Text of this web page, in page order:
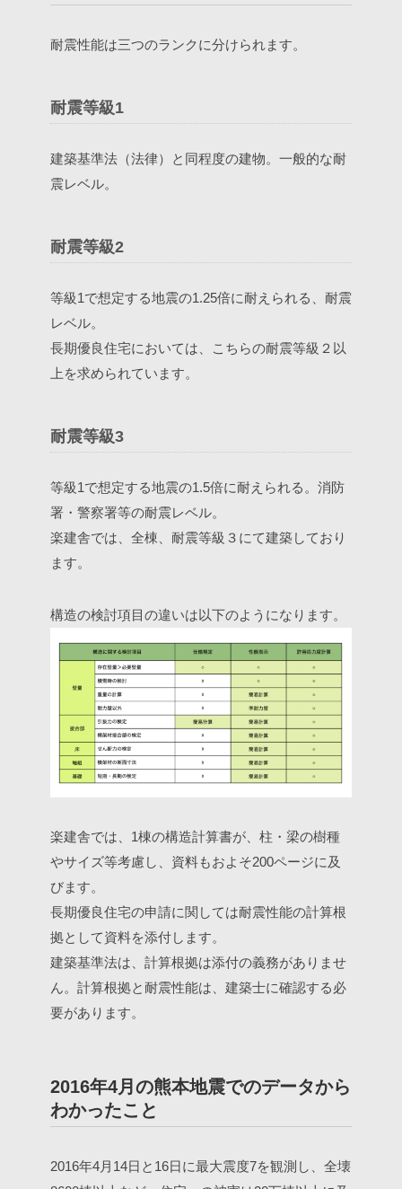
耐震性能は三つのランクに分けられます。
耐震等級1
建築基準法（法律）と同程度の建物。一般的な耐
震レベル。
耐震等級2
等級1で想定する地震の1.25倍に耐えられる、耐震
レベル。
長期優良住宅においては、こちらの耐震等級２以
上を求められています。
耐震等級3
等級1で想定する地震の1.5倍に耐えられる。消防
署・警察署等の耐震レベル。
楽建舎では、全棟、耐震等級３にて建築しており
ます。
構造の検討項目の違いは以下のようになります。
楽建舎では、1棟の構造計算書が、柱・梁の樹種
やサイズ等考慮し、資料もおよそ200ページに及
びます。
長期優良住宅の申請に関しては耐震性能の計算根
拠として資料を添付します。
建築基準法は、計算根拠は添付の義務がありませ
ん。計算根拠と耐震性能は、建築士に確認する必
要があります。
2016年4月の熊本地震でのデータから
わかったこと
2016年4月14日と16日に最大震度7を観測し、全壊